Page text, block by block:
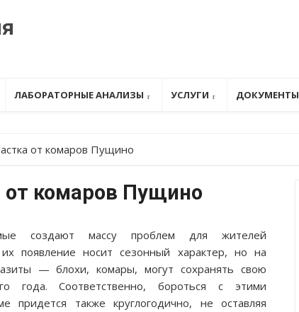
ЛАБОРАТОРНЫЕ АНАЛИЗЫ УСЛУГИ ДОКУМЕНТЫ
от комаров Пущино
от комаров Пущино
создают массу проблем для жителей
появление носит сезонный характер, но на
— блохи, комары, могут сохранять свою
года. Соответственно, бороться с этими
придется также круглогодично, не оставляя